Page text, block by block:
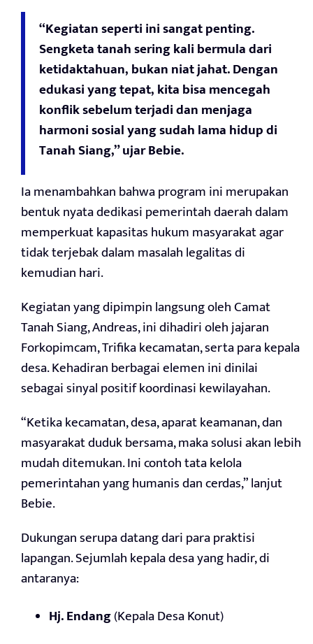
“Kegiatan seperti ini sangat penting.
Sengketa tanah sering kali bermula dari
ketidaktahuan, bukan niat jahat. Dengan
edukasi yang tepat, kita bisa mencegah
konflik sebelum terjadi dan menjaga
harmoni sosial yang sudah lama hidup di
Tanah Siang,” ujar Bebie.
Ia menambahkan bahwa program ini merupakan
bentuk nyata dedikasi pemerintah daerah dalam
memperkuat kapasitas hukum masyarakat agar
tidak terjebak dalam masalah legalitas di
kemudian hari.
Kegiatan yang dipimpin langsung oleh Camat
Tanah Siang, Andreas, ini dihadiri oleh jajaran
Forkopimcam, Trifika kecamatan, serta para kepala
desa. Kehadiran berbagai elemen ini dinilai
sebagai sinyal positif koordinasi kewilayahan.
“Ketika kecamatan, desa, aparat keamanan, dan
masyarakat duduk bersama, maka solusi akan lebih
mudah ditemukan. Ini contoh tata kelola
pemerintahan yang humanis dan cerdas,” lanjut
Bebie.
Dukungan serupa datang dari para praktisi
lapangan. Sejumlah kepala desa yang hadir, di
antaranya:
Hj. Endang(Kepala Desa Konut)